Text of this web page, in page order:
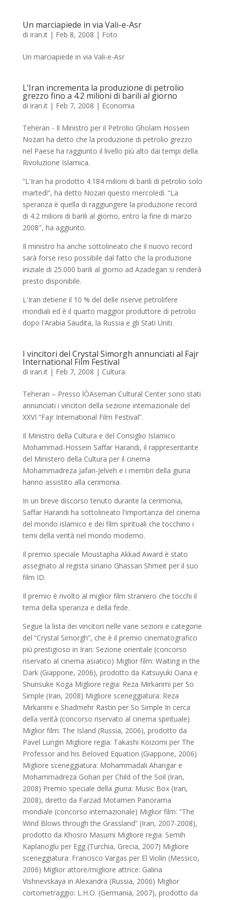
Un marciapiede in via Vali-e-Asr
di iran.it| Feb 8, 2008 | Foto
Un marciapiede in via Vali-e-Asr
L’Iran incrementa la produzione di petrolio
grezzo fino a 4.2 milioni di barili al giorno
di iran.it| Feb 7, 2008 | Economia
Teheran - Il Ministro per il Petrolio Gholam Hossein
Nozari ha detto che la produzione di petrolio grezzo
nel Paese ha raggiunto il livello più alto dai tempi della
Rivoluzione Islamica.
“L'Iran ha prodotto 4.184 milioni di barili di petrolio solo
martedì”, ha detto Nozari questo mercoledì. “La
speranza è quella di raggiungere la produzione record
di 4.2 milioni di barili al giorno, entro la fine di marzo
2008″, ha aggiunto.
Il ministro ha anche sottolineato che il nuovo record
sarà forse reso possibile dal fatto che la produzione
iniziale di 25.000 barili al giorno ad Azadegan si renderà
presto disponibile.
L'Iran detiene il 10 % del delle riserve petrolifere
mondiali ed è il quarto maggior produttore di petrolio
dopo l'Arabia Saudita, la Russia e gli Stati Uniti.
I vincitori del Crystal Simorgh annunciati al Fajr
International Film Festival
di iran.it| Feb 7, 2008 | Cultura
Teheran – Presso lÒAseman Cultural Center sono stati
annunciati i vincitori della sezione internazionale del
XXVI “Fajr International Film Festival”.
Il Ministro della Cultura e del Consiglio Islamico
Mohammad-Hossein Saffar Harandi, il rappresentante
del Ministero della Cultura per il cinema
Mohammadreza Jafari-Jelveh e i membri della giuria
hanno assistito alla cerimonia.
In un breve discorso tenuto durante la cerimonia,
Saffar Harandi ha sottolineato l'importanza del cinema
del mondo islamico e dei film spirituali che tocchino i
temi della verità nel mondo moderno.
Il premio speciale Moustapha Akkad Award è stato
assegnato al regista siriano Ghassan Shmeit per il suo
film ID.
Il premio è rivolto al miglior film straniero che tocchi il
tema della speranza e della fede.
Segue la lista dei vincitori nelle varie sezioni e categorie
del “Crystal Simorgh”, che è il premio cinematografico
più prestigioso in Iran: Sezione orientale (concorso
riservato al cinema asiatico) Miglior film: Waiting in the
Dark (Giappone, 2006), prodotto da Katsuyuki Oana e
Shunsuke Koga Migliore regia: Reza Mirkarimi per So
Simple (Iran, 2008) Migliore sceneggiatura: Reza
Mirkarimi e Shadmehr Rastin per So Simple In cerca
della verità (concorso riservato al cinema spirituale)
Miglior film: The Island (Russia, 2006), prodotto da
Pavel Lungin Migliore regia: Takashi Koizomi per The
Professor and his Beloved Equation (Giappone, 2006)
Migliore sceneggiatura: Mohammadali Ahangar e
Mohammadreza Gohari per Child of the Soil (Iran,
2008) Premio speciale della giuria: Music Box (Iran,
2008), diretto da Farzad Motamen Panorama
mondiale (concorso internazionale) Miglior film: “The
Wind Blows through the Grassland” (Iran, 2007-2008),
prodotto da Khosro Masumi Migliore regia: Semih
Kaplanoglu per Egg (Turchia, Grecia, 2007) Migliore
sceneggiatura: Francisco Vargas per El Violin (Messico,
2006) Miglior attore/migliore attrice: Galina
Vishnevskaya in Alexandra (Russia, 2006) Miglior
cortometraggio: L.H.O. (Germania, 2007), prodotto da